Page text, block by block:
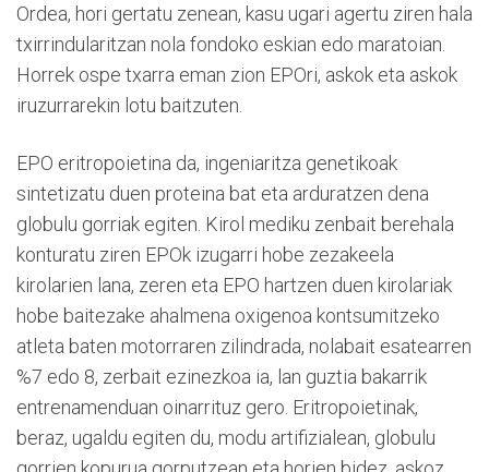
Ordea, hori gertatu zenean, kasu ugari agertu ziren hala
txirrindularitzan nola fondoko eskian edo maratoian.
Horrek ospe txarra eman zion EPOri, askok eta askok
iruzurrarekin lotu baitzuten.
EPO eritropoietina da, ingeniaritza genetikoak
sintetizatu duen proteina bat eta arduratzen dena
globulu gorriak egiten. Kirol mediku zenbait berehala
konturatu ziren EPOk izugarri hobe zezakeela
kirolarien lana, zeren eta EPO hartzen duen kirolariak
hobe baitezake ahalmena oxigenoa kontsumitzeko
atleta baten motorraren zilindrada, nolabait esatearren
%7 edo 8, zerbait ezinezkoa ia, lan guztia bakarrik
entrenamenduan oinarrituz gero. Eritropoietinak,
beraz, ugaldu egiten du, modu artifizialean, globulu